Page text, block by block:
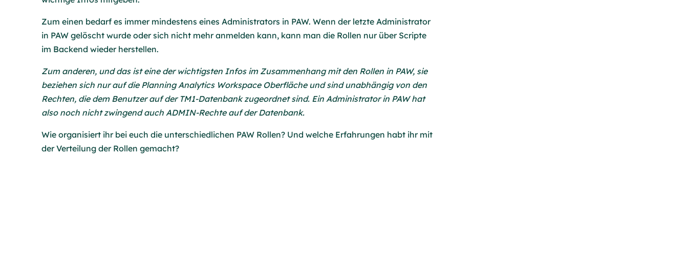
Zum einen bedarf es immer mindestens eines Administrators in PAW. Wenn der letzte Administrator
in PAW gelöscht wurde oder sich nicht mehr anmelden kann, kann man die Rollen nur über Scripte
im Backend wieder herstellen.
Zum anderen, und das ist eine der wichtigsten Infos im Zusammenhang mit den Rollen in PAW, sie
beziehen sich nur auf die Planning Analytics Workspace Oberfläche und sind unabhängig von den
Rechten, die dem Benutzer auf der TM1-Datenbank zugeordnet sind. Ein Administrator in PAW hat
also noch nicht zwingend auch ADMIN-Rechte auf der Datenbank.
Wie organisiert ihr bei euch die unterschiedlichen PAW Rollen? Und welche Erfahrungen habt ihr mit
der Verteilung der Rollen gemacht?